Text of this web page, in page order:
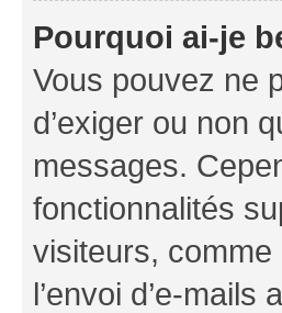
Pourquoi ai-je
Vous pouvez ne
d’exiger ou non
messages.
fonctionnalités
visiteurs,
l’envoi d’e-